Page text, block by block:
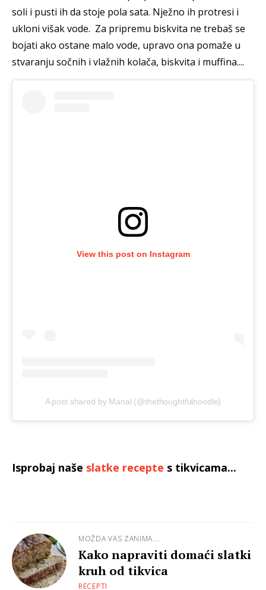
soli i pusti ih da stoje pola sata. Nježno ih protresi i
ukloni višak vode. Za pripremu biskvita ne trebaš se
bojati ako ostane malo vode, upravo ona pomaže u
stvaranju sočnih i vlažnih kolača, biskvita i muffina....
View this post on Instagram
A post shared by Manal (@thethoughtfulnoodle)
Isprobaj naše slatke recepte s tikvicama...
MOŽDA VAS ZANIMA...
Kako napraviti domaći slatki
kruh od tikvica
RECEPTI